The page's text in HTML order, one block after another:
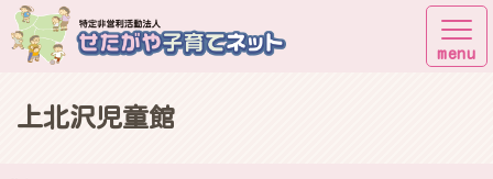
上北沢児童館